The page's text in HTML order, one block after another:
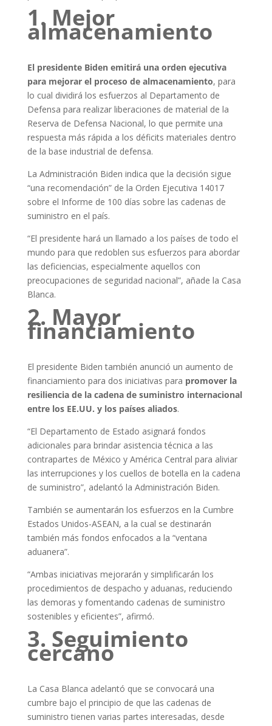
1. Mejor
almacenamiento
El presidente Biden emitirá una orden ejecutiva
para mejorar el proceso de almacenamiento, para
lo cual dividirá los esfuerzos al Departamento de
Defensa para realizar liberaciones de material de la
Reserva de Defensa Nacional, lo que permite una
respuesta más rápida a los déficits materiales dentro
de la base industrial de defensa.
La Administración Biden indica que la decisión sigue
“una recomendación” de la Orden Ejecutiva 14017
sobre el Informe de 100 días sobre las cadenas de
suministro en el país.
“El presidente hará un llamado a los países de todo el
mundo para que redoblen sus esfuerzos para abordar
las deficiencias, especialmente aquellos con
preocupaciones de seguridad nacional”, añade la Casa
Blanca.
2. Mayor
financiamiento
El presidente Biden también anunció un aumento de
financiamiento para dos iniciativas para promover la
resiliencia de la cadena de suministro internacional
entre los EE.UU. y los países aliados.
“El Departamento de Estado asignará fondos
adicionales para brindar asistencia técnica a las
contrapartes de México y América Central para aliviar
las interrupciones y los cuellos de botella en la cadena
de suministro”, adelantó la Administración Biden.
También se aumentarán los esfuerzos en la Cumbre
Estados Unidos-ASEAN, a la cual se destinarán
también más fondos enfocados a la “ventana
aduanera”.
“Ambas iniciativas mejorarán y simplificarán los
procedimientos de despacho y aduanas, reduciendo
las demoras y fomentando cadenas de suministro
sostenibles y eficientes”, afirmó.
3. Seguimiento
cercano
La Casa Blanca adelantó que se convocará una
cumbre bajo el principio de que las cadenas de
suministro tienen varias partes interesadas, desde